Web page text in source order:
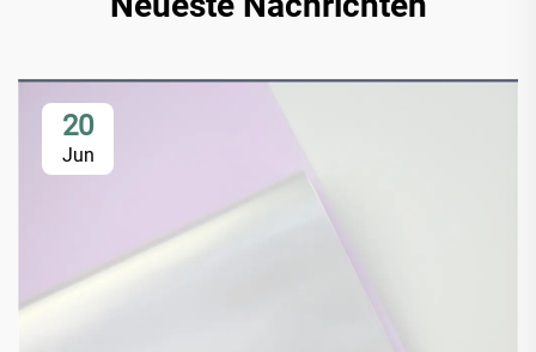
20
Jun